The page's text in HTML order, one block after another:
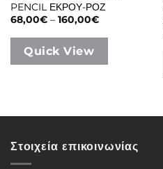
PENCIL ΕΚΡΟΥ-ΡΟΖ
68,00€ – 160,00€Price
68,00€
Quick View
Στοιχεία επικοινωνίας